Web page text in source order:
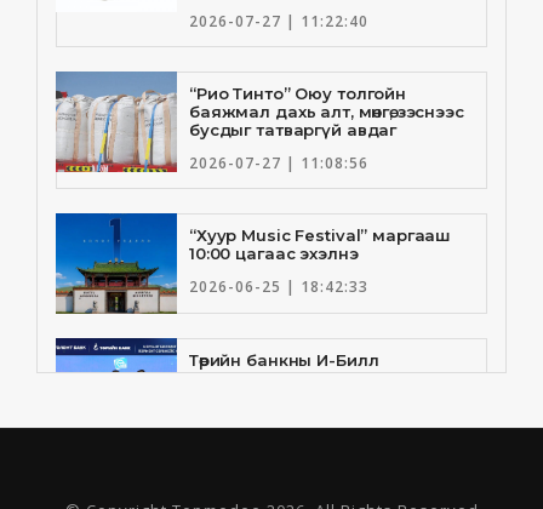
2026-07-27 | 11:22:40
“Рио Тинто” Оюу толгойн
баяжмал дахь алт, мөнгө, зэснээс
бусдыг татваргүй авдаг
2026-07-27 | 11:08:56
“Хуур Music Festival” маргааш
10:00 цагаас эхэлнэ
2026-06-25 | 18:42:33
Төрийн банкны И-Билл
үйлчилгээнд Голомт банк
2026-06-25 | 9:33:55
Төрийн банк, Санхүү Эдийн